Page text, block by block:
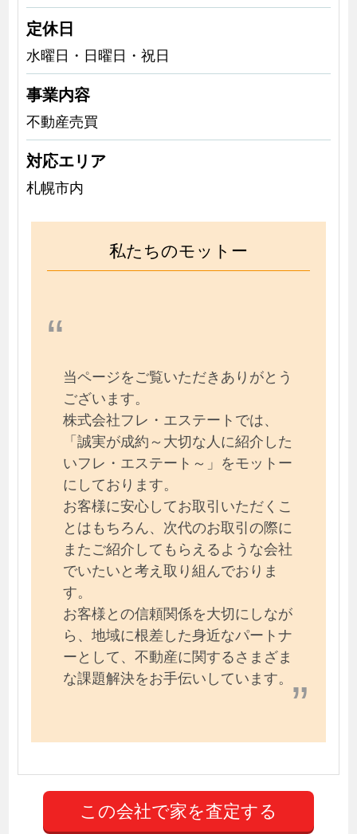
定休日
水曜日・日曜日・祝日
事業内容
不動産売買
対応エリア
札幌市内
私たちのモットー
当ページをご覧いただきありがとう
ございます。
株式会社フレ・エステートでは、
「誠実が成約～大切な人に紹介した
いフレ・エステート～」をモットー
にしております。
お客様に安心してお取引いただくこ
とはもちろん、次代のお取引の際に
またご紹介してもらえるような会社
でいたいと考え取り組んでおりま
す。
お客様との信頼関係を大切にしなが
ら、地域に根差した身近なパートナ
ーとして、不動産に関するさまざま
な課題解決をお手伝いしています。